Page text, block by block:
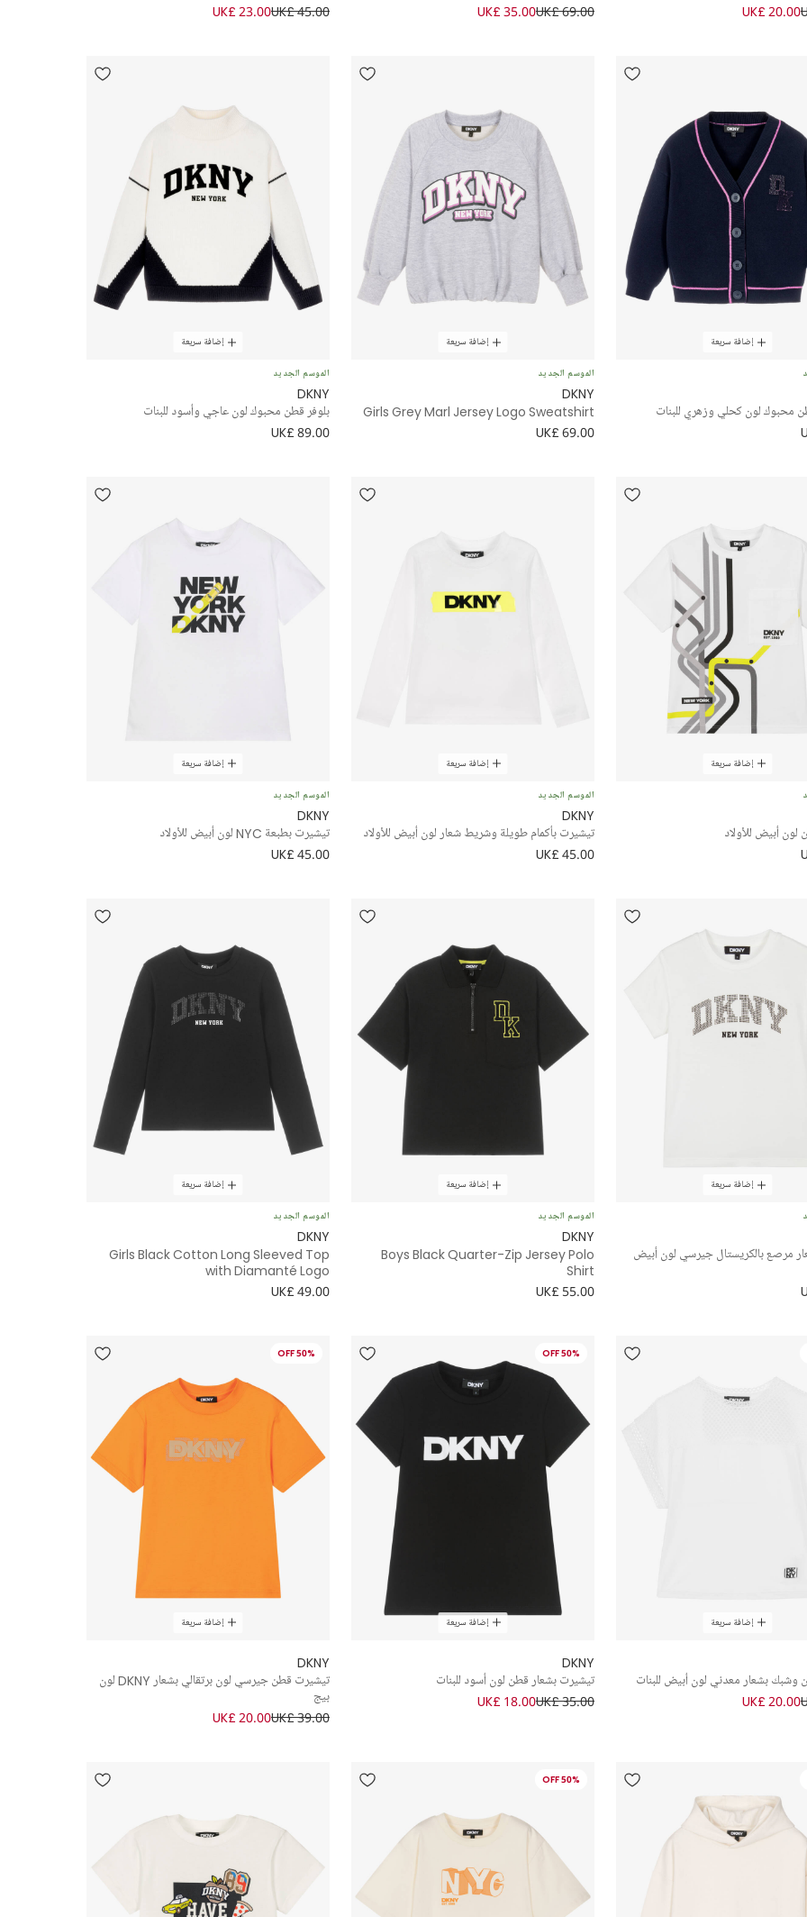
UK£ 20.00
UK£ 69.00
UK£ 35.00
UK£ 45.00
UK£ 23.00
إضافة سريعة
محبوك لون كحلي وزهري للبنات
إضافة سريعة
الموسم الجديد
DKNY
Girls Grey Marl Jersey Logo Sweatshirt
UK£ 69.00
إضافة سريعة
الموسم الجديد
DKNY
بلوفر قطن محبوك لون عاجي وأسود للبنات
UK£ 89.00
إضافة سريعة
أبيض للأولاد
إضافة سريعة
الموسم الجديد
DKNY
تيشيرت بأكمام طويلة وشريط شعار لون أبيض للأولاد
UK£ 45.00
إضافة سريعة
الموسم الجديد
DKNY
تيشيرت بطبعة NYC لون أبيض للأولاد
UK£ 45.00
إضافة سريعة
مرصع بالكريستال جيرسي لون أبيض
إضافة سريعة
الموسم الجديد
DKNY
Boys Black Quarter-Zip Jersey Polo
Shirt
UK£ 55.00
إضافة سريعة
الموسم الجديد
DKNY
Girls Black Cotton Long Sleeved Top
with Diamanté Logo
UK£ 49.00
إضافة سريعة
وشبك بشعار معدني لون أبيض للبنات
UK£ 20.00
50% OFF
إضافة سريعة
DKNY
تيشيرت بشعار قطن لون أسود للبنات
UK£ 35.00
UK£ 18.00
50% OFF
إضافة سريعة
DKNY
تيشيرت قطن جيرسي لون برتقالي بشعار DKNY لون
بيج
UK£ 39.00
UK£ 20.00
50% OFF